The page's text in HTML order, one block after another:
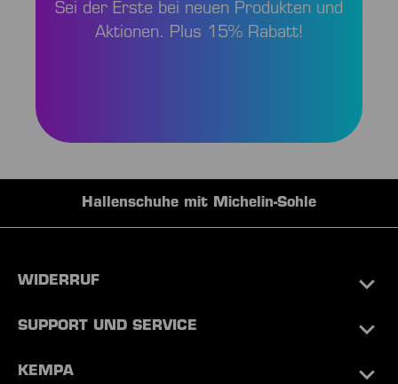
Sei der Erste bei neuen Produkten und
Aktionen. Plus 15% Rabatt!
Hallenschuhe mit Michelin-Sohle
WIDERRUF
SUPPORT UND SERVICE
KEMPA